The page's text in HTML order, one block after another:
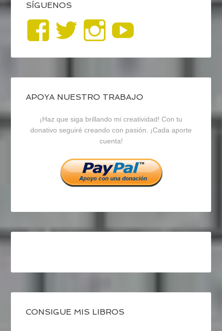
SÍGUENOS
Ver
perfil
de
blogrecursosep
en
Facebook
Ver
perfil
de
recursosep
en
Twitter
Ver
perfil
de
recursosep
en
Instagram
APOYA NUESTRO TRABAJO
¡Haz que siga brillando mi creatividad! Con tu
donativo seguiré creando con pasión. ¡Cada aporte
cuenta!
CONSIGUE MIS LIBROS